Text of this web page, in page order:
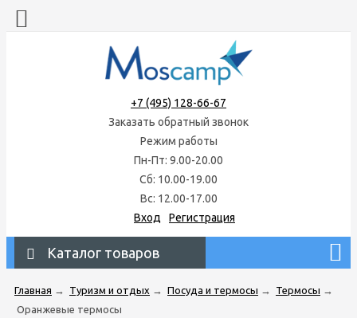
+7 (495) 128-66-67
Заказать обратный звонок
Режим работы
Пн-Пт: 9.00-20.00
Сб: 10.00-19.00
Вс: 12.00-17.00
Вход
Регистрация
Каталог товаров
Главная → Туризм и отдых → Посуда и термосы → Термосы →
Оранжевые термосы